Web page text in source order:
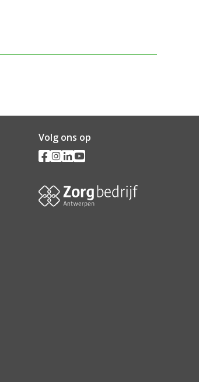
Volg ons op